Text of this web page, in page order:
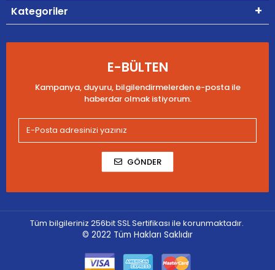
Kategoriler
E-BÜLTEN
Kampanya, duyuru, bilgilendirmelerden e-posta ile
haberdar olmak istiyorum.
GÖNDER
Tüm bilgileriniz 256bit SSL Sertifikası ile korunmaktadır.
© 2022 Tüm Hakları Saklıdır